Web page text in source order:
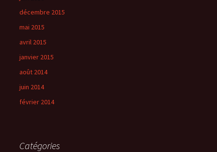
décembre 2015
mai 2015
avril 2015
janvier 2015
août 2014
juin 2014
février 2014
Catégories